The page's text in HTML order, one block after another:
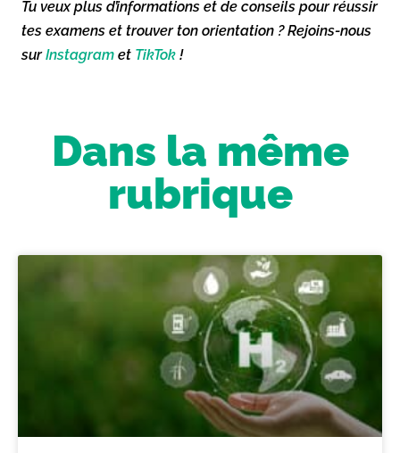
Tu veux plus d’informations et de conseils pour réussir
tes examens et trouver ton orientation ? Rejoins-nous
surInstagram et TikTok !
Dans la même
rubrique